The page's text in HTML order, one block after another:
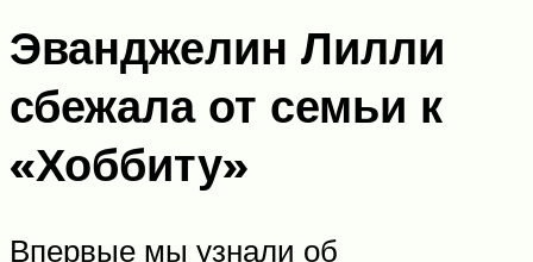
Эванджелин Лилли
сбежала от семьи к
«Хоббиту»
Впервые мы узнали об